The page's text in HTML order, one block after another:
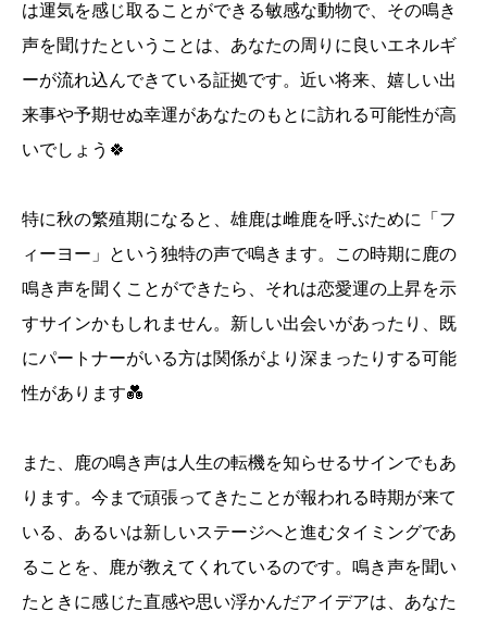
は運気を感じ取ることができる敏感な動物で、その鳴き
声を聞けたということは、あなたの周りに良いエネルギ
ーが流れ込んできている証拠です。近い将来、嬉しい出
来事や予期せぬ幸運があなたのもとに訪れる可能性が高
いでしょう🍀
特に秋の繁殖期になると、雄鹿は雌鹿を呼ぶために「フ
ィーヨー」という独特の声で鳴きます。この時期に鹿の
鳴き声を聞くことができたら、それは恋愛運の上昇を示
すサインかもしれません。新しい出会いがあったり、既
にパートナーがいる方は関係がより深まったりする可能
性があります💑
また、鹿の鳴き声は人生の転機を知らせるサインでもあ
ります。今まで頑張ってきたことが報われる時期が来て
いる、あるいは新しいステージへと進むタイミングであ
ることを、鹿が教えてくれているのです。鳴き声を聞い
たときに感じた直感や思い浮かんだアイデアは、あなた